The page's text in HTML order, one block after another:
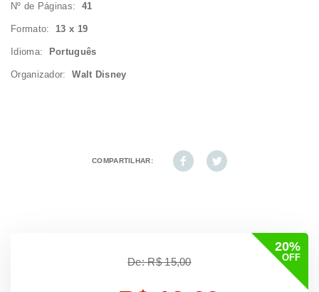
Nº de Páginas: 41
Formato: 13 x 19
Idioma: Português
Organizador:Walt Disney
COMPARTILHAR:
20%
OFF
De: R$ 15,00